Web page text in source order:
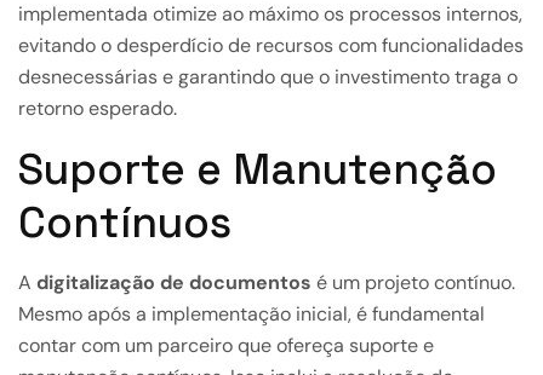
implementada otimize ao máximo os processos internos,
evitando o desperdício de recursos com funcionalidades
desnecessárias e garantindo que o investimento traga o
retorno esperado.
Suporte e Manutenção
Contínuos
A digitalização de documentos é um projeto contínuo.
Mesmo após a implementação inicial, é fundamental
contar com um parceiro que ofereça suporte e